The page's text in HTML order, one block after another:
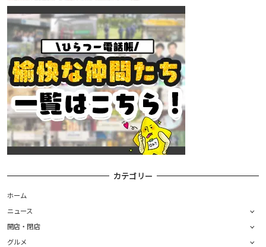
カテゴリー
ホーム
ニュース
開店・閉店
グルメ